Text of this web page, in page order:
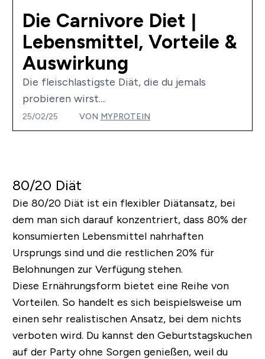
Die Carnivore Diet |
Lebensmittel, Vorteile &
Auswirkung
Die fleischlastigste Diät, die du jemals
probieren wirst....
25/02/25 VON MYPROTEIN
80/20 Diät
Die 80/20 Diät ist ein flexibler Diätansatz, bei
dem man sich darauf konzentriert, dass 80% der
konsumierten Lebensmittel nahrhaften
Ursprungs sind und die restlichen 20% für
Belohnungen zur Verfügung stehen.
Diese Ernährungsform bietet eine Reihe von
Vorteilen. So handelt es sich beispielsweise um
einen sehr realistischen Ansatz, bei dem nichts
verboten wird. Du kannst den Geburtstagskuchen
auf der Party ohne Sorgen genießen, weil du